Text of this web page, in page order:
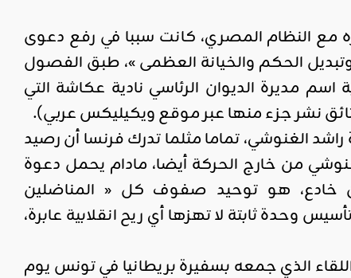
مع النظام المصري، كانت سببا في رفع دعوى
الحكم والخيانة العظمى »، طبق الفصول
الشكاية اسم مديرة الديوان الرئاسي نادية عكاشة التي
نشر جزء منها عبر موقع ويكيليكس عربي).
الغنوشي، تماما مثلما تدرك فرنسا أن رصيد
من خارج الحركة أيضا، مادام يحمل دعوة
خادع، هو توحيد صفوف كل « المناضلين
وحدة ثابتة لا تهزها أي ريح انقلابية عابرة،
الذي جمعه بسفيرة بريطانيا في تونس يوم